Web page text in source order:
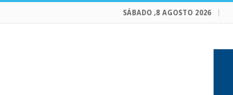
SÁBADO ,8 AGOSTO 2026